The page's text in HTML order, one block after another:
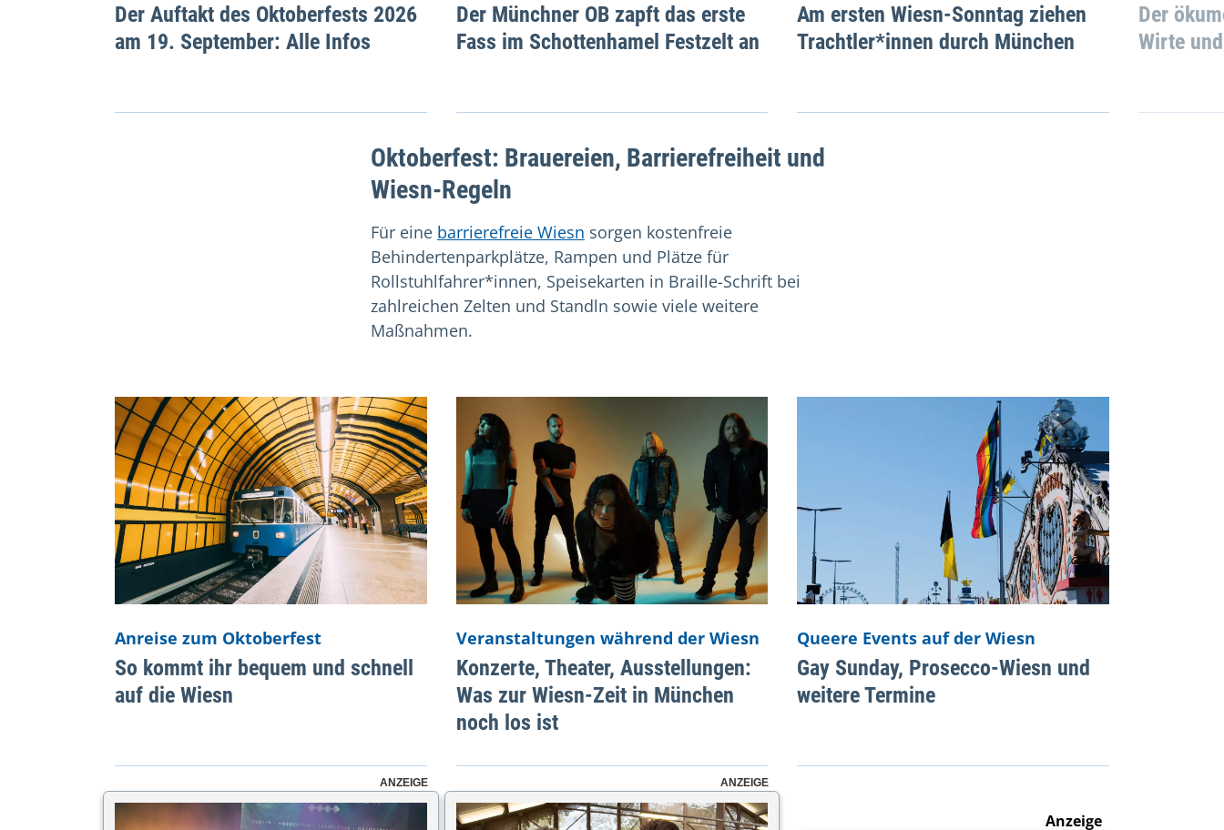
Der Auftakt des Oktoberfests 2026
am 19. September: Alle Infos
Der Münchner OB zapft das erste
Fass im Schottenhamel Festzelt an
Am ersten Wiesn-Sonntag ziehen
Trachtler*innen durch München
Der
Wirte
Oktoberfest: Brauereien, Barrierefreiheit und
Wiesn-Regeln
Für eine barrierefreie Wiesn sorgen kostenfreie
Behindertenparkplätze, Rampen und Plätze für
Rollstuhlfahrer*innen, Speisekarten in Braille-Schrift bei
zahlreichen Zelten und Standln sowie viele weitere
Maßnahmen.
Anreise zum Oktoberfest
So kommt ihr bequem und schnell
auf die Wiesn
Veranstaltungen während der Wiesn
Konzerte, Theater, Ausstellungen:
Was zur Wiesn-Zeit in München
noch los ist
Queere Events auf der Wiesn
Gay Sunday, Prosecco-Wiesn und
weitere Termine
ANZEIGE ANZEIGE
Anzeige